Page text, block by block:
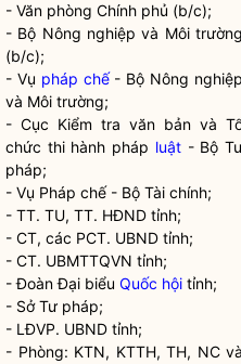
- Văn phòng Chính phủ (b/c);
- Bộ Nông nghiệp và Môi trường
(b/c);
- Vụ pháp chế- Bộ Nông nghiệp
và Môi trường;
- Cục Kiểm tra văn bản và
chức thi hành pháp luật- Bộ
pháp;
- Vụ Pháp chế- Bộ Tài chính;
- TT. TU, TT. HĐND tỉnh;
- CT, các PCT. UBND tỉnh;
- CT. UBMTTQVN tỉnh;
- Đoàn Đại biểu Quốc hội tỉnh;
- Sở Tư pháp;
- LĐVP. UBND tỉnh;
- Phòng: KTN, KTTH, TH, NC và